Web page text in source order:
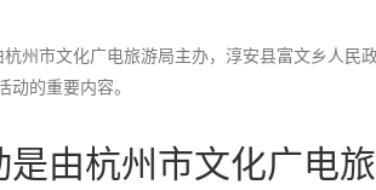
州市文化广电旅游局主办，淳安县富文乡人民
动的重要内容。
是由杭州市文化广电